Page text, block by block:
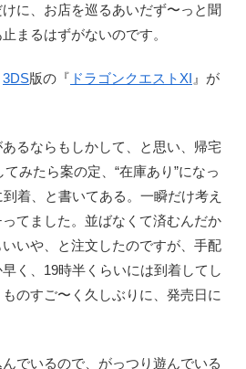
に、お店を巡るあいだず〜っと聞
まるはずがないのです。
3DS版の『 ドラゴンクエストXI 』が
るならもしかして、と思い、帰宅
みたら案の定、“在庫あり”になっ
着、と書いてある。一瞬だけ考え
てました。並ばなくて済むんだか
いや、と注文したのですが、手配
く、19時半くらいには到着してし
のすご〜く久しぶりに、発売日に
でいるので、がっつり遊んでいる